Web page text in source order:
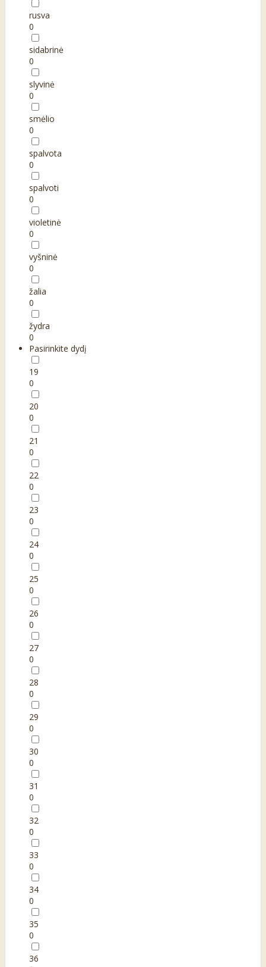
rusva
0
sidabrinė
0
slyvinė
0
smėlio
0
spalvota
0
spalvoti
0
violetinė
0
vyšninė
0
žalia
0
žydra
0
Pasirinkite dydį
19
0
20
0
21
0
22
0
23
0
24
0
25
0
26
0
27
0
28
0
29
0
30
0
31
0
32
0
33
0
34
0
35
0
36